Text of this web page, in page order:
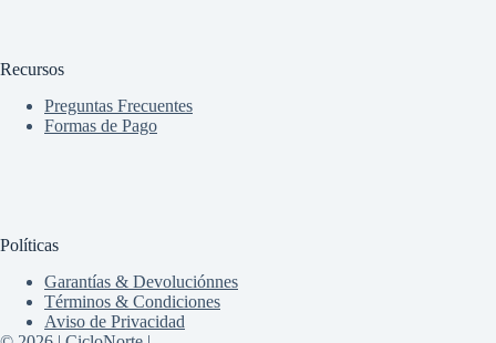
Recursos
Preguntas Frecuentes
Formas de Pago
Políticas
Garantías & Devoluciónnes
Términos & Condiciones
Aviso de Privacidad